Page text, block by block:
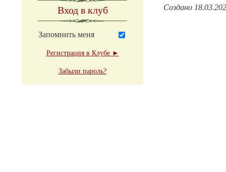
Вход в клуб
Запомнить меня
Регистрация в Клубе ►
Забыли пароль?
Создано